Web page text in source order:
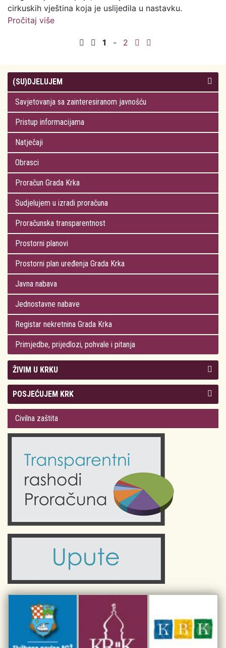
cirkuskih vještina koja je uslijedila u nastavku.
Pročitaj više
1
- 2
(SU)DJELUJEM
Savjetovanja sa zainteresiranom javnošću
Pristup informacijama
Natječaji
Obrasci
Proračun Grada Krka
Sudjelujem u izradi proračuna
Proračunska transparentnost
Prostorni planovi
Prostorni plan uređenja Grada Krka
Javna nabava
Jednostavne nabave
Registar nekretnina Grada Krka
Primjedbe, prijedlozi, pohvale i pitanja
ŽIVIM U KRKU
Kolegij gradonačelnika
Gradsko vijeće
Odluke Grada Krka (Službene novine PGŽ)
Obrazovanje
Komunalne usluge
Civilni sektor (arhiva udruga)
Sport i rekreacija
POSJEĆUJEM KRK
Plan Grada Krka
Krk 360° VR panorama
Krk uživo
Fotogalerije
Kalendar događanja
Turistička zajednica otoka Krka
Kulturno-turistička ruta Putovima Frankopana
Dar iz Krka
Interpretacijski centar pomorske baštine
Civilna zaštita